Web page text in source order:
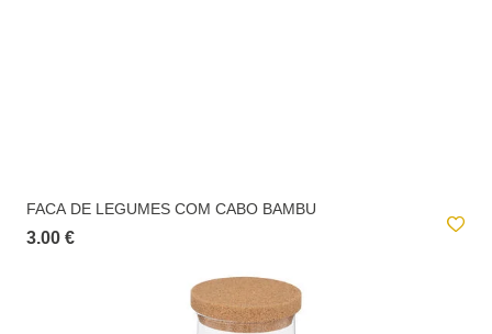
FACA DE LEGUMES COM CABO BAMBU
3.00 €